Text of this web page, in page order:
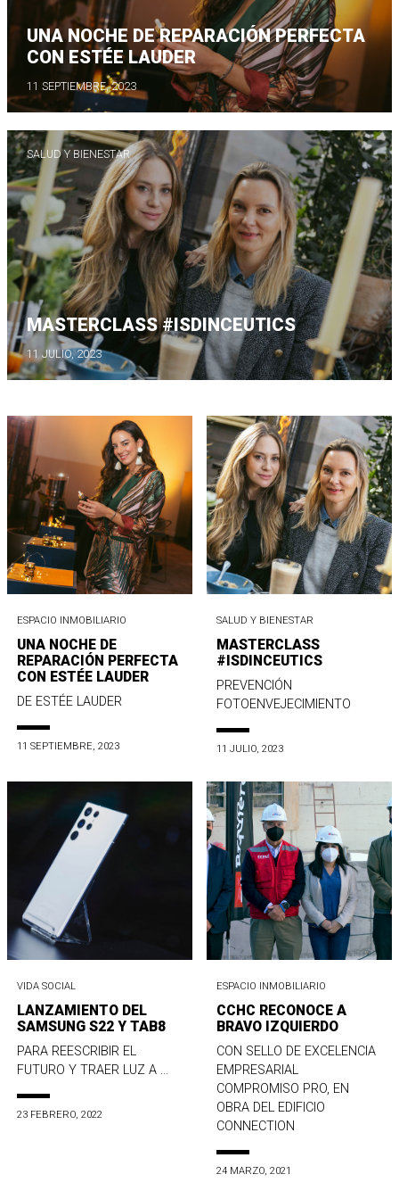
UNA NOCHE DE REPARACIÓN PERFECTA
CON ESTÉE LAUDER
11 SEPTIEMBRE, 2023
SALUD Y BIENESTAR
MASTERCLASS #ISDINCEUTICS
11 JULIO, 2023
ESPACIO INMOBILIARIO
UNA NOCHE DE
REPARACIÓN PERFECTA
CON ESTÉE LAUDER
DE ESTÉE LAUDER
11 SEPTIEMBRE, 2023
SALUD Y BIENESTAR
MASTERCLASS
#ISDINCEUTICS
PREVENCIÓN
FOTOENVEJECIMIENTO
11 JULIO, 2023
VIDA SOCIAL
LANZAMIENTO DEL
SAMSUNG S22 Y TAB8
PARA REESCRIBIR EL
FUTURO Y TRAER LUZ A ...
23 FEBRERO, 2022
ESPACIO INMOBILIARIO
CCHC RECONOCE A
BRAVO IZQUIERDO
CON SELLO DE EXCELENCIA
EMPRESARIAL
COMPROMISO PRO, EN
OBRA DEL EDIFICIO
CONNECTION
24 MARZO, 2021